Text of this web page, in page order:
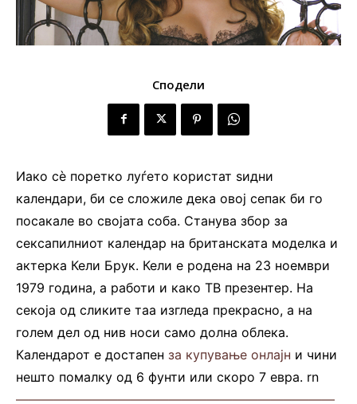
Сподели
Иако сè поретко луѓето користат ѕидни
календари, би се сложиле дека овој сепак би го
посакале во својата соба. Станува збор за
сексапилниот календар на британската моделка и
актерка Кели Брук. Кели е родена на 23 ноември
1979 година, а работи и како ТВ презентер. На
секоја од сликите таа изгледа прекрасно, а на
голем дел од нив носи само долна облека.
Календарот е достапен за купување онлајн и чини
нешто помалку од 6 фунти или скоро 7 евра. rn
—————————————————————————